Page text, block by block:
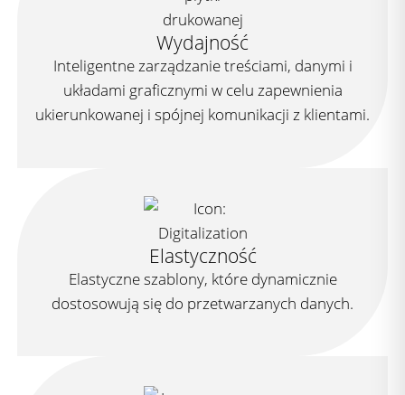
Wydajność
Inteligentne zarządzanie treściami, danymi i
układami graficznymi w celu zapewnienia
ukierunkowanej i spójnej komunikacji z klientami.
Elastyczność
Elastyczne szablony, które dynamicznie
dostosowują się do przetwarzanych danych.